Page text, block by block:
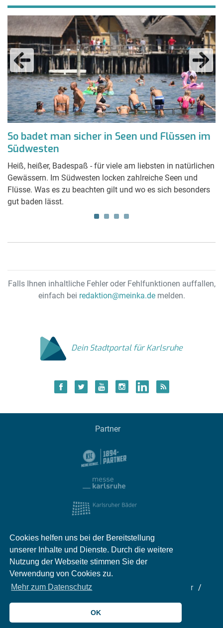
Cookies helfen uns bei der Bereitstellung
unserer Inhalte und Dienste. Durch die weitere
Nutzung der Webseite stimmen Sie der
Verwendung von Cookies zu.
Mehr zum Datenschutz
OK
So badet man sicher in Seen und Flüssen im
Südwesten
Heiß, heißer, Badespaß - für viele am liebsten in natürlichen
Gewässern. Im Südwesten locken zahlreiche Seen und
Flüsse. Was es zu beachten gilt und wo es sich besonders
gut baden lässt.
Falls Ihnen inhaltliche Fehler oder Fehlfunktionen auffallen,
einfach bei redaktion@meinka.demelden.
Dein Stadtportal für Karlsruhe
Partner
Impressum Kontakt
Partner
© 2026 meinKA